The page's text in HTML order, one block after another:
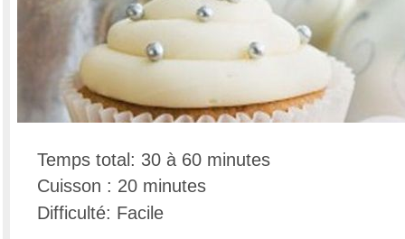
Temps total: 30 à 60 minutes
Cuisson : 20 minutes
Difficulté: Facile